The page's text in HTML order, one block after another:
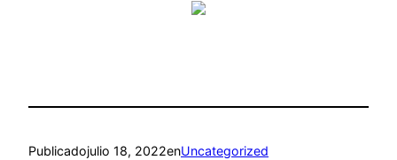
Publicadojulio 18, 2022enUncategorized